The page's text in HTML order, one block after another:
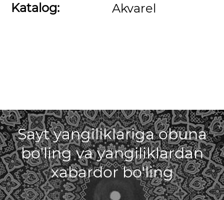
Katalog:
Akvarel
Sayt yangiliklariga obuna
bo'ling va yangiliklardan
xabardor bo'ling